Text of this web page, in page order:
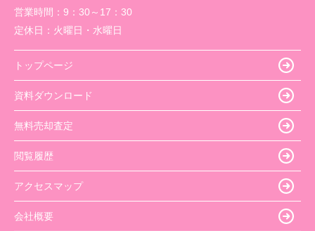
営業時間： 9：30～17：30
定休日： 火曜日・水曜日
トップページ
資料ダウンロード
無料売却査定
閲覧履歴
アクセスマップ
会社概要